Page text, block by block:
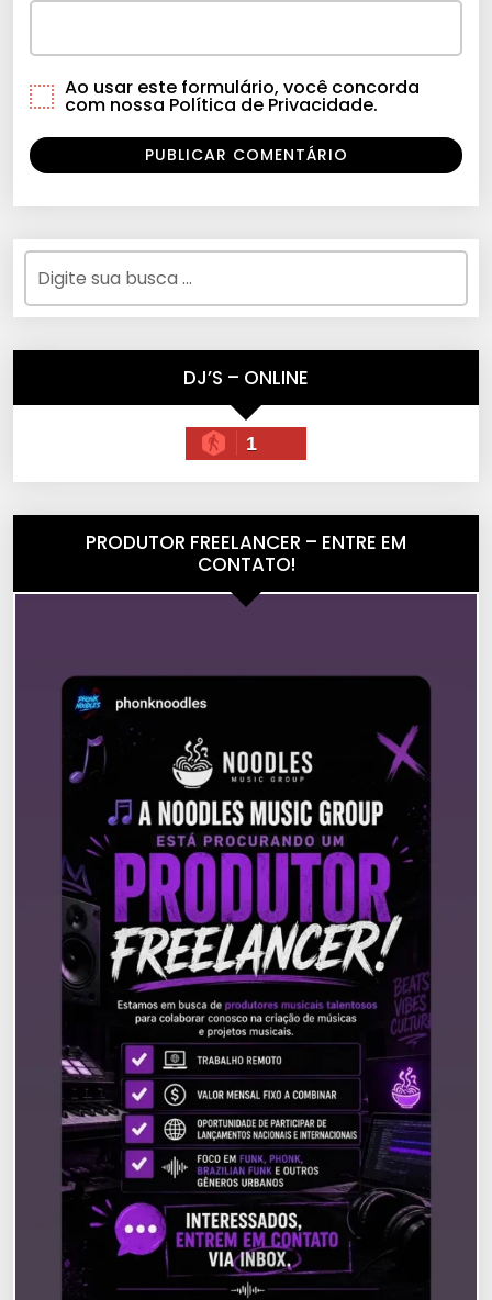
Ao usar este formulário, você concorda
com nossa Política de Privacidade.
DJ’S – ONLINE
1
PRODUTOR FREELANCER – ENTRE EM
CONTATO!